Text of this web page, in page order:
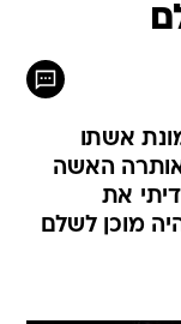
אשתו
האשה
את
מוכן לשלם